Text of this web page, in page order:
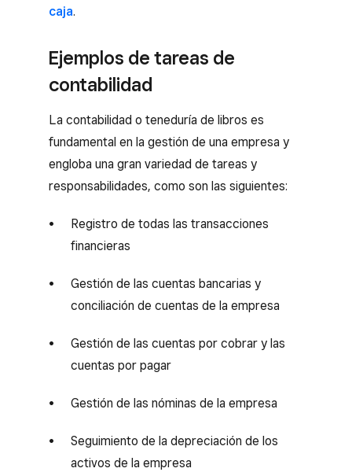
caja.
Ejemplos de tareas de
contabilidad
La contabilidad o teneduría de libros es
fundamental en la gestión de una empresa y
engloba una gran variedad de tareas y
responsabilidades, como son las siguientes:
Registro de todas las transacciones
financieras
Gestión de las cuentas bancarias y
conciliación de cuentas de la empresa
Gestión de las cuentas por cobrar y las
cuentas por pagar
Gestión de las nóminas de la empresa
Seguimiento de la depreciación de los
activos de la empresa